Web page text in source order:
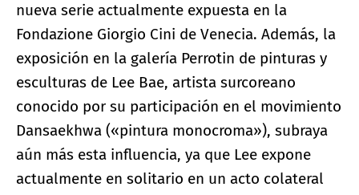
nueva serie actualmente expuesta en la
Fondazione Giorgio Cini de Venecia. Además, la
exposición en la galería Perrotin de pinturas y
esculturas de Lee Bae, artista surcoreano
conocido por su participación en el movimiento
Dansaekhwa («pintura monocroma»), subraya
aún más esta influencia, ya que Lee expone
actualmente en solitario en un acto colateral